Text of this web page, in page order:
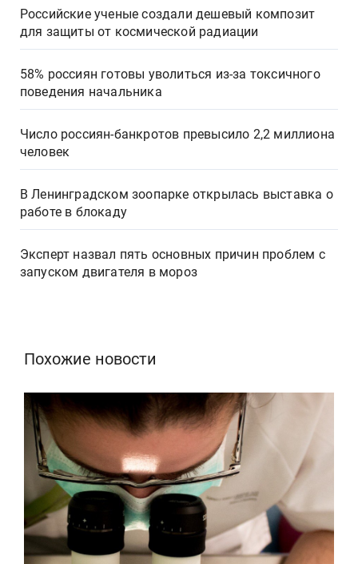
Российские ученые создали дешевый композит
для защиты от космической радиации
58% россиян готовы уволиться из-за токсичного
поведения начальника
Число россиян-банкротов превысило 2,2 миллиона
человек
В Ленинградском зоопарке открылась выставка о
работе в блокаду
Эксперт назвал пять основных причин проблем с
запуском двигателя в мороз
Похожие новости